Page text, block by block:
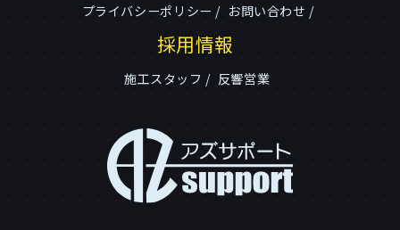
プライバシーポリシー お問い合わせ
採用情報
施工スタッフ 反響営業